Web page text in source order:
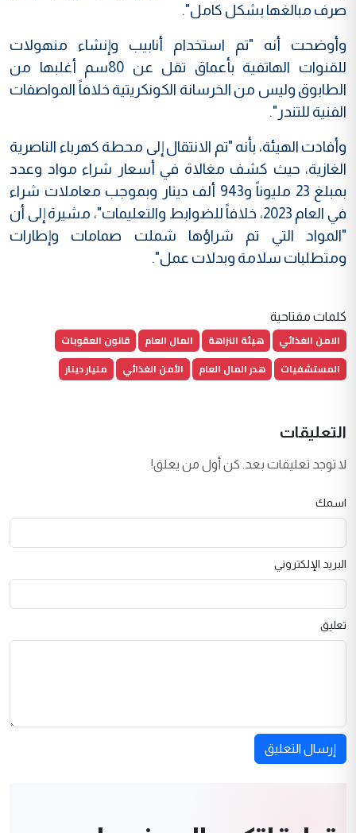
صرف مبالغها بشكل كامل".
وأوضحت أنه "تم استخدام أنابيب وإنشاء منهولات
للقنوات الهاتفية بأعماق تقل عن 80سم أغلبها من
الطابوق وليس من الخرسانة الكونكريتية خلافاً المواصفات
الفنية للتندر".
وأفادت الهيئة، بأنه "تم الانتقال إلى محطة كهرباء الناصرية
الغازية، حيث كشف مغالاة في أسعار شراء مواد وعدد
بمبلغ 23 مليوناً و943 ألف دينار وبموجب معاملات شراء
في العام 2023، خلافاً للضوابط والتعليمات"، مشيرة إلى أن
"المواد التي تم شراؤها شملت صمامات وإطارات
ومتطلبات سلامة وبدلات عمل".
كلمات مفتاحية
الامن الغذائي هيئة النزاهة المال العام
قانون العقوبات
المستشفيات
هدر المال العام الأمن الغذائي مليار دينار
التعليقات
لا توجد تعليقات بعد. كن أول من يعلق!
اسمك
البريد الإلكتروني
تعليق
إرسال التعليق